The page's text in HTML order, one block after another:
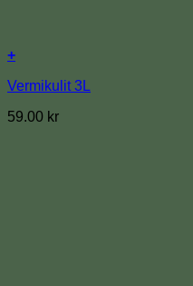
+
Vermikulit 3L
59.00 kr